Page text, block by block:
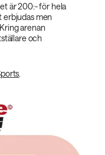
är 200:- för hela
erbjudas men
arenan
och